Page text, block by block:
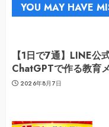
YOU MAY HAVE
【1日で7通】LINE公
ChatGPTで作る教育
2026年8月7日